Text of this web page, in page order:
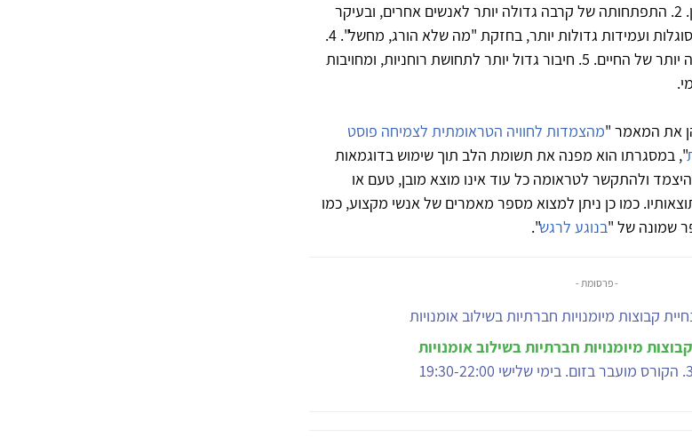
בחייהם שלא היו פתוחות קודם לכן. 2. התפתחותה של קרבה גדולה יותר לאנשים אחרים, ובעיקר
לאנשים החווים סבל. 3. תחושת מסוגלות ועמידות גדולות יותר, בחזקת "מה שלא הורג, מחשל". 4.
פרספקטיבה חדשה והערכה מלאה יותר של החיים. 5. חיבור גדול יותר לתחושת רוחניות, ומחויבות
את המאמר "מהצמדות לחוויה הטראומתית לצמיחה פוסט
", במסגרתו הוא מפנה את תשומת הלב תוך שימוש בדוגמאות
ולהתקשר לטראומה כל עוד אינו מוצא מובן, טעם או
כמו כן ניתן למצוא מספר מאמרים של אנשי מקצוע, כמו
שמונה של "בנוגע לרגש".
- פרסומת -
מיומנויות חברתיות בשילוב אומנויות